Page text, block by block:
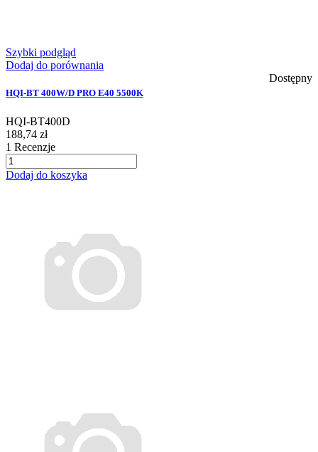
Szybki podgląd
Dodaj do porównania
Dostępny
HQI-BT 400W/D PRO E40 5500K
HQI-BT400D
188,74 zł
1 Recenzje
Dodaj do koszyka